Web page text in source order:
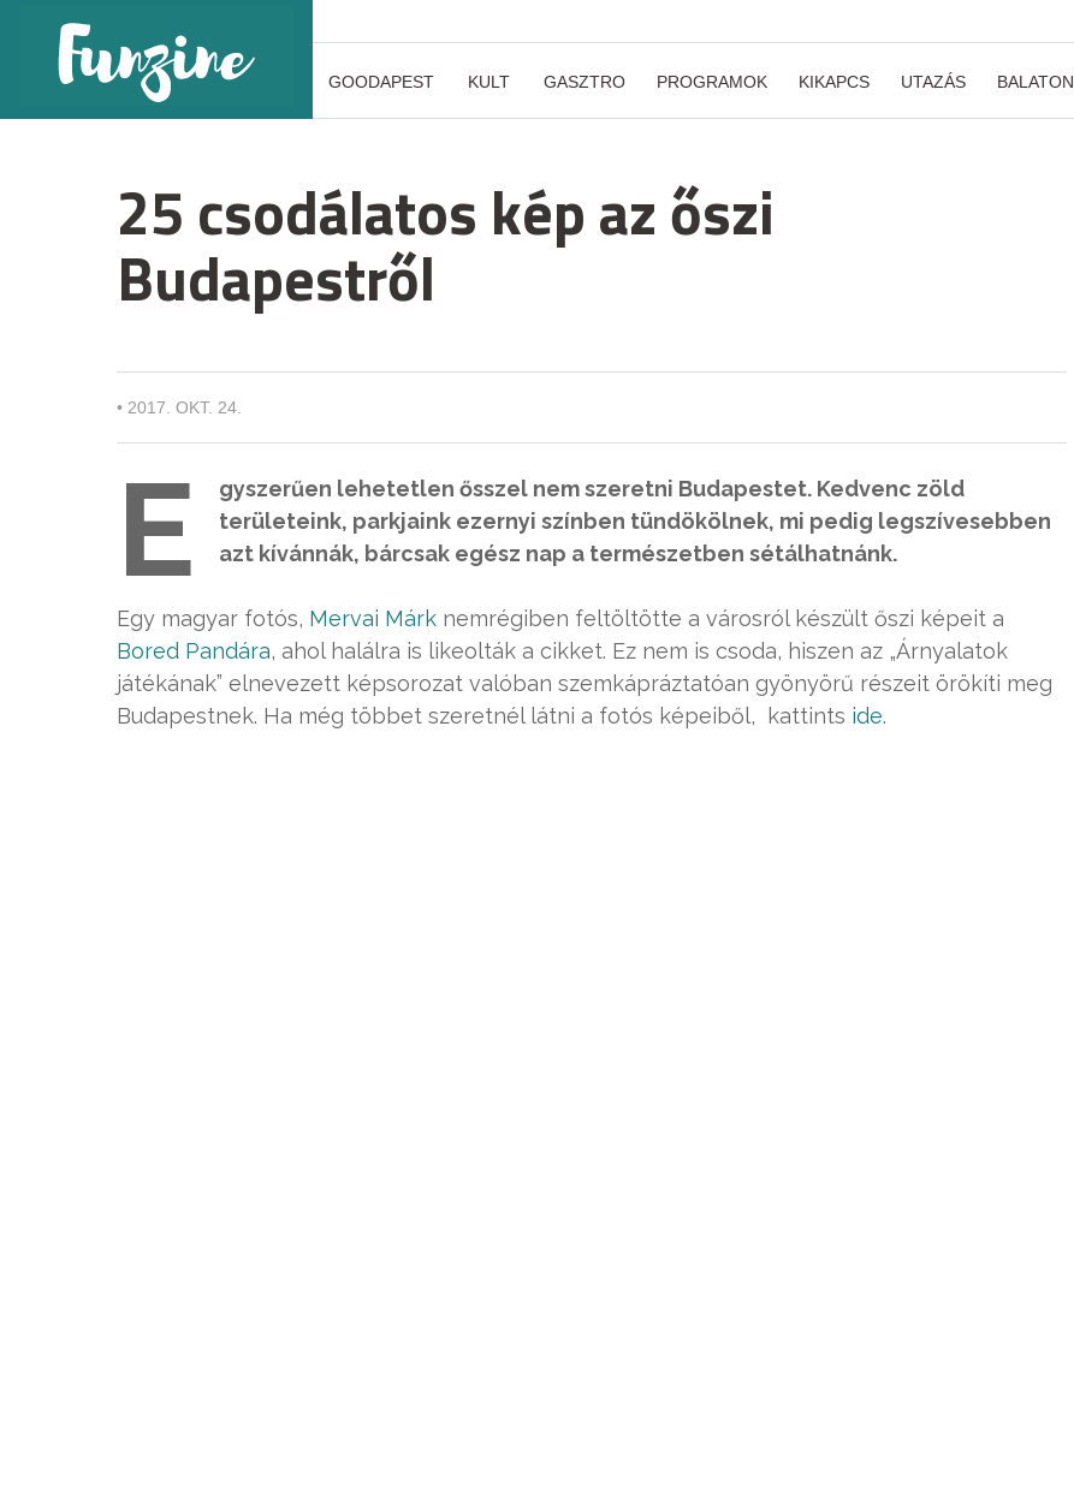
GOODAPEST KULT GASZTRO PROGRAMOK KIKAPCS UTAZÁS BALATON
25 csodálatos kép az őszi
Budapestről
• 2017. OKT. 24.
E
gyszerűen lehetetlen ősszel nem szeretni Budapestet. Kedvenc zöld
területeink, parkjaink ezernyi színben tündökölnek, mi pedig legszívesebben
azt kívánnák, bárcsak egész nap a természetben sétálhatnánk.
Egy magyar fotós, Mervai Márk nemrégiben feltöltötte a városról készült őszi képeit a
Bored Pandára, ahol halálra is likeolták a cikket. Ez nem is csoda, hiszen az „Árnyalatok
játékának” elnevezett képsorozat valóban szemkápráztatóan gyönyörű részeit örökíti meg
Budapestnek. Ha még többet szeretnél látni a fotós képeiből, kattints ide.